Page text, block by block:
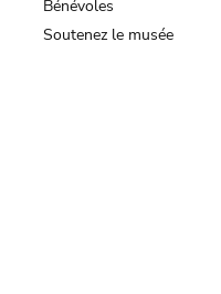
Bénévoles
Soutenez le musée